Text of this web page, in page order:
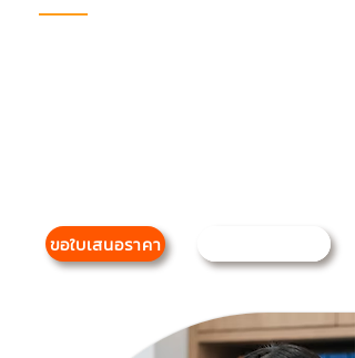
ขอใบเสนอราคา